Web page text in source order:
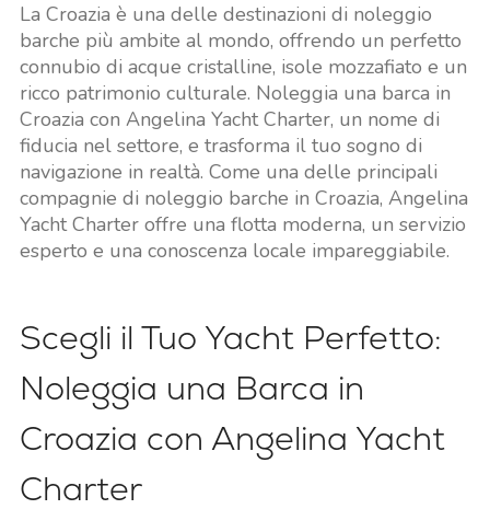
La Croazia è una delle destinazioni di noleggio
barche più ambite al mondo, offrendo un perfetto
connubio di acque cristalline, isole mozzafiato e un
ricco patrimonio culturale. Noleggia una barca in
Croazia con Angelina Yacht Charter, un nome di
fiducia nel settore, e trasforma il tuo sogno di
navigazione in realtà. Come una delle principali
compagnie di noleggio barche in Croazia, Angelina
Yacht Charter offre una flotta moderna, un servizio
esperto e una conoscenza locale impareggiabile.
Scegli il Tuo Yacht Perfetto:
Noleggia una Barca in
Croazia con Angelina Yacht
Charter